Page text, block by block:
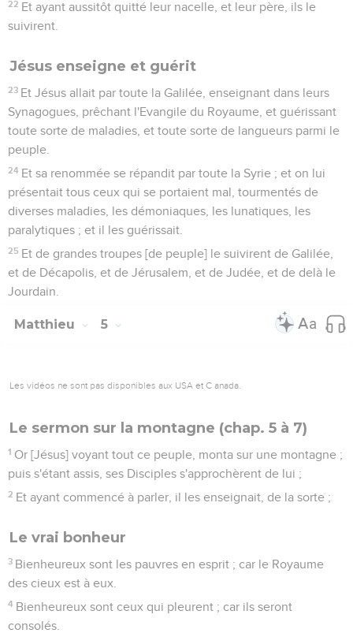
22 Et ayant aussitôt quitté leur nacelle, et leur père, ils le
suivirent.
Jésus enseigne et guérit
23 Et Jésus allait par toute la Galilée, enseignant dans leurs
Synagogues, prêchant l'Evangile du Royaume, et guérissant
toute sorte de maladies, et toute sorte de langueurs parmi le
peuple.
24 Et sa renommée se répandit par toute la Syrie ; et on lui
présentait tous ceux qui se portaient mal, tourmentés de
diverses maladies, les démoniaques, les lunatiques, les
paralytiques ; et il les guérissait.
25 Et de grandes troupes [de peuple] le suivirent de Galilée,
et de Décapolis, et de Jérusalem, et de Judée, et de delà le
Jourdain.
Matthieu 5
Les vidéos ne sont pas disponibles aux USA et C anada.
Le sermon sur la montagne (chap. 5 à 7)
1 Or [Jésus] voyant tout ce peuple, monta sur une montagne ;
puis s'étant assis, ses Disciples s'approchèrent de lui ;
2 Et ayant commencé à parler, il les enseignait, de la sorte ;
Le vrai bonheur
3 Bienheureux sont les pauvres en esprit ; car le Royaume
des cieux est à eux.
4 Bienheureux sont ceux qui pleurent ; car ils seront
consolés.